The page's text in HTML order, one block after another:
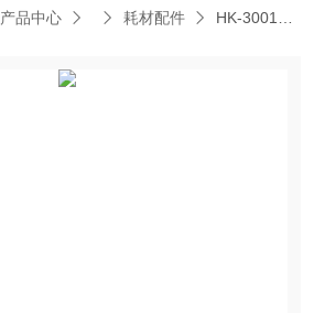
产品中心 耗材配件 HK-30014094HK-30014094 超纯水电导率电极